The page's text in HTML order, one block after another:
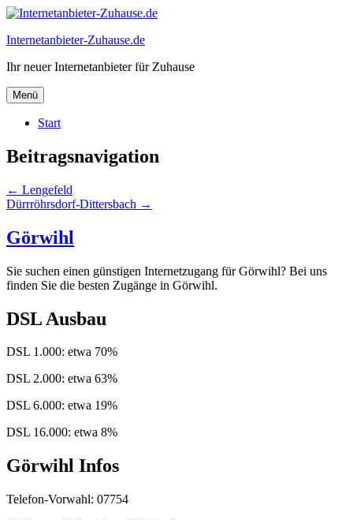
Internetanbieter-Zuhause.de
Ihr neuer Internetanbieter für Zuhause
Menü
Start
Beitragsnavigation
← Lengefeld
Dürrröhrsdorf-Dittersbach →
Görwihl
Sie suchen einen günstigen Internetzugang für Görwihl? Bei uns
finden Sie die besten Zugänge in Görwihl.
DSL Ausbau
DSL 1.000: etwa 70%
DSL 2.000: etwa 63%
DSL 6.000: etwa 19%
DSL 16.000: etwa 8%
Görwihl Infos
Telefon-Vorwahl: 07754